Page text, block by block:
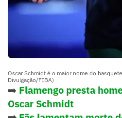
Oscar Schmidt é o maior nome do
Divulgação/FIBA)
➡️ Flamengo presta
Oscar Schmidt